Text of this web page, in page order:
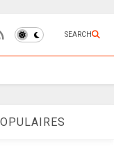
SEARCH